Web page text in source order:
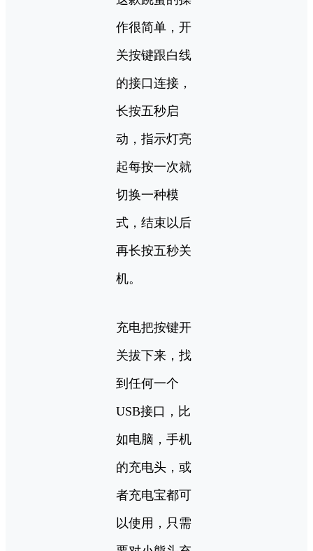
作很简单，开
关按键跟白线
的接口连接，
长按五秒启
动，指示灯亮
起每按一次就
切换一种模
式，结束以后
再长按五秒关
机。
充电把按键开
关拔下来，找
到任何一个
USB接口，比
如电脑，手机
的充电头，或
者充电宝都可
以使用，只需